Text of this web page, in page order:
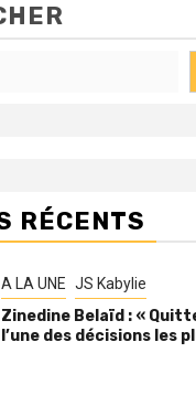
RÉCENTS
A LA UNE JS Kabylie
Zinedine Belaïd : «
l’une des décisions les